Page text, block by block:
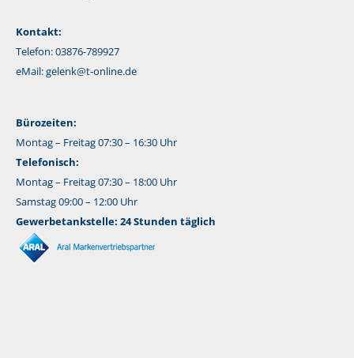
Kontakt:
Telefon: 03876-789927
eMail:gelenk@t-online.de
Bürozeiten:
Montag – Freitag 07:30 – 16:30 Uhr
Telefonisch:
Montag – Freitag 07:30 – 18:00 Uhr
Samstag 09:00 – 12:00 Uhr
Gewerbetankstelle: 24 Stunden täglich